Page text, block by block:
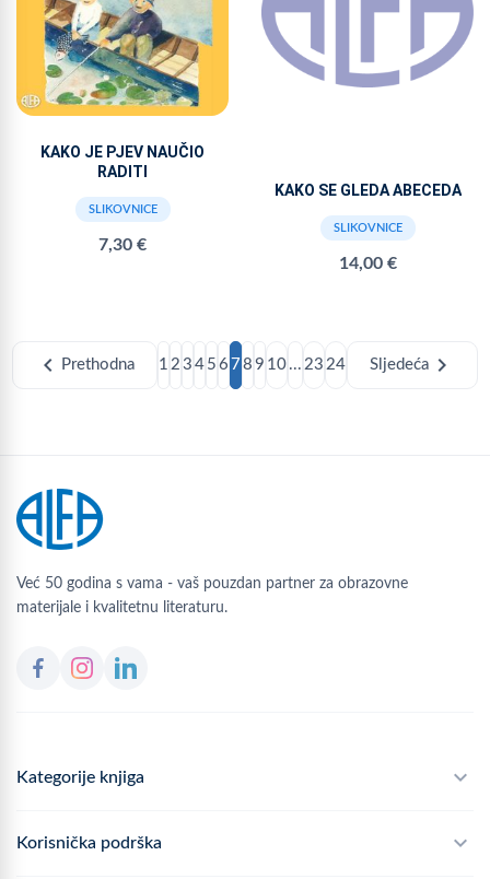
KAKO JE PJEV NAUČIO
RADITI
SLIKOVNICE
7,30 €
KAKO SE GLEDA ABECEDA
SLIKOVNICE
14,00 €
chevron_left Prethodna 1 2 3 4 5 6 78 9 10 ... 23 24 Sljedeća chevron_right
Već 50 godina s vama - vaš pouzdan partner za obrazovne
materijale i kvalitetnu literaturu.
Kategorije knjiga
Školski program
Korisnička podrška